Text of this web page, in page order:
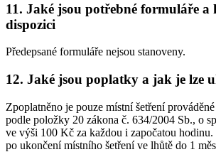
11. Jaké jsou potřebné formuláře a
dispozici
Předepsané formuláře nejsou stanoveny.
12. Jaké jsou poplatky a jak je lze
Zpoplatněno je pouze místní šetření
podle položky 20 zákona č. 634/2004 Sb., o
ve výši 100 Kč za každou i započatou hodinu.
po ukončení místního šetření ve lhůtě do 1